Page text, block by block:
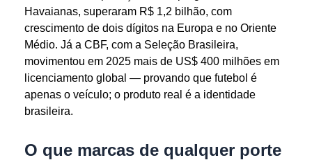
Havaianas, superaram R$ 1,2 bilhão, com
crescimento de dois dígitos na Europa e no Oriente
Médio. Já a CBF, com a Seleção Brasileira,
movimentou em 2025 mais de US$ 400 milhões em
licenciamento global — provando que futebol é
apenas o veículo; o produto real é a identidade
brasileira.
O que marcas de qualquer porte